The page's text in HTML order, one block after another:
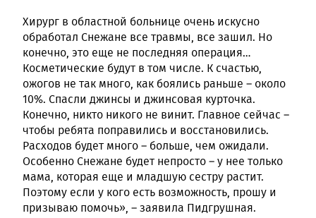
Хирург в областной больнице очень искусно
обработал Снежане все травмы, все зашил. Но
конечно, это еще не последняя операция…
Косметические будут в том числе. К счастью,
ожогов не так много, как боялись раньше – около
10%. Спасли джинсы и джинсовая курточка.
Конечно, никто никого не винит. Главное сейчас –
чтобы ребята поправились и восстановились.
Расходов будет много – больше, чем ожидали.
Особенно Снежане будет непросто – у нее только
мама, которая еще и младшую сестру растит.
Поэтому если у кого есть возможность, прошу и
призываю помочь», – заявила Пидгрушная.